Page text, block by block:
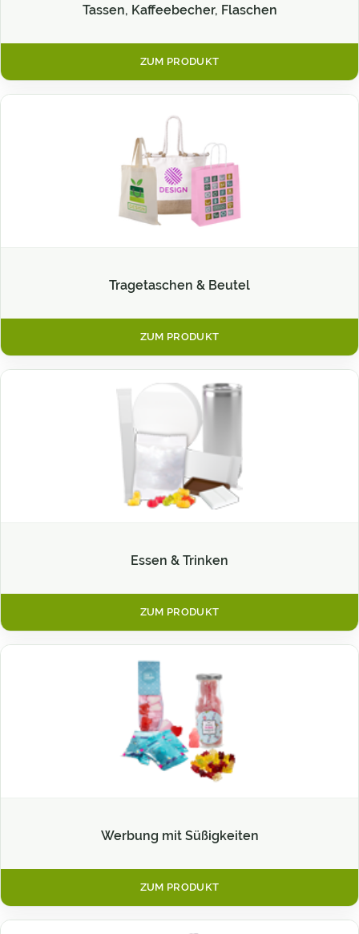
Tassen, Kaffeebecher, Flaschen
ZUM PRODUKT
Tragetaschen & Beutel
ZUM PRODUKT
Essen & Trinken
ZUM PRODUKT
Werbung mit Süßigkeiten
ZUM PRODUKT